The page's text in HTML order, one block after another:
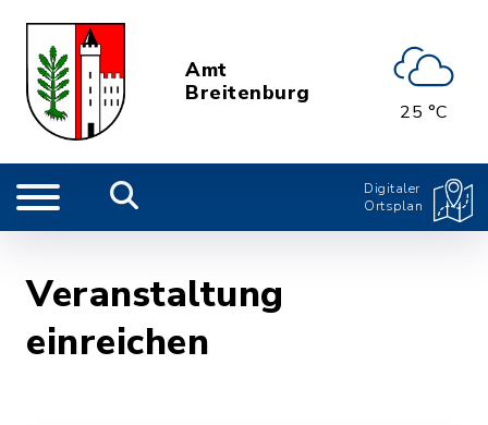
Amt
Breitenburg
25 °C
Digitaler
Ortsplan
Veranstaltung
einreichen